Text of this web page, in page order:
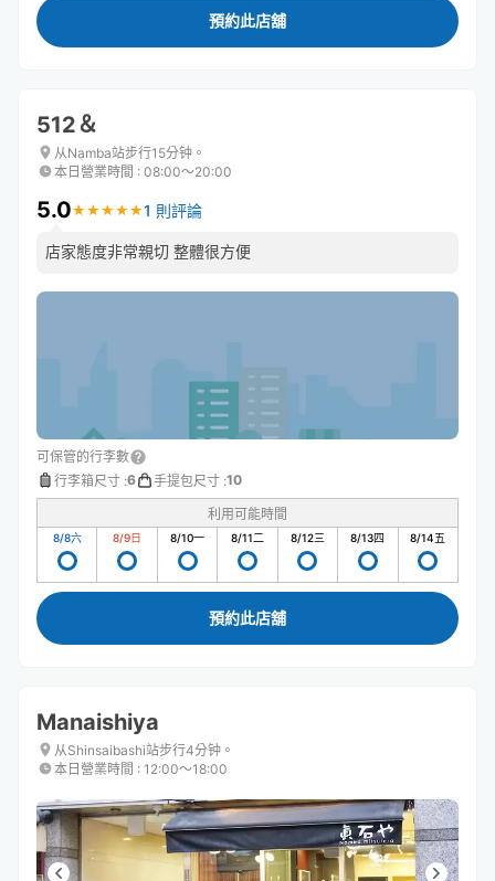
預約此店舖
512＆
从Namba站步行15分钟。
本日營業時間 : 08:00〜20:00
5.0★ ★ ★ ★ ★
★ ★ ★ ★ ★1 則評論
店家態度非常親切 整體很方便
可保管的行李數
行李箱尺寸 :6 手提包尺寸 :10
利用可能時間
8/8六 8/9日 8/10一 8/11二 8/12三 8/13四 8/14五
預約此店舖
Manaishiya
从Shinsaibashi站步行4分钟。
本日營業時間 : 12:00〜18:00